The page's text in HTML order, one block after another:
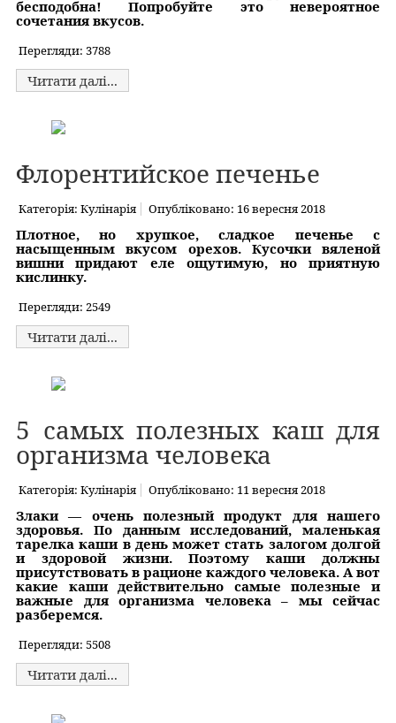
бесподобна! Попробуйте это невероятное
сочетания вкусов.
Перегляди: 3788
Читати далі...
Флорентийское печенье
Категорія: Кулінарія Опубліковано: 16 вересня 2018
Плотное, но хрупкое, сладкое печенье с
насыщенным вкусом орехов. Кусочки вяленой
вишни придают еле ощутимую, но приятную
кислинку.
Перегляди: 2549
Читати далі...
5 самых полезных каш для
организма человека
Категорія: Кулінарія Опубліковано: 11 вересня 2018
Злаки — очень полезный продукт для нашего
здоровья. По данным исследований, маленькая
тарелка каши в день может стать залогом долгой
и здоровой жизни. Поэтому каши должны
присутствовать в рационе каждого человека. А вот
какие каши действительно самые полезные и
важные для организма человека – мы сейчас
разберемся.
Перегляди: 5508
Читати далі...